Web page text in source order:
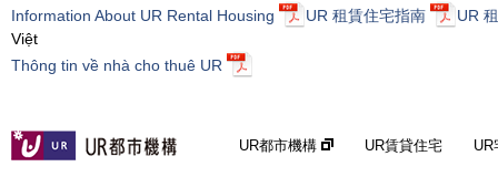
Information About UR Rental Housing
UR 租賃住宅指南
UR
Việt
Thông tin về nhà cho thuê UR
UR都市機構 UR賃貸住宅